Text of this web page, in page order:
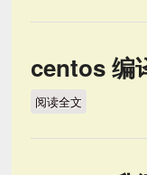
centos 编
阅读全文